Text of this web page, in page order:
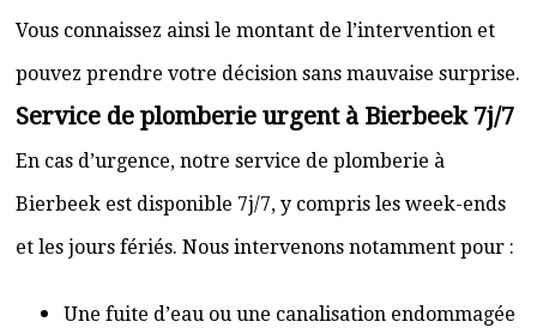
Vous connaissez ainsi le montant de l’intervention et
pouvez prendre votre décision sans mauvaise surprise.
Service de plomberie urgent à Bierbeek 7j/7
En cas d’urgence, notre service de plomberie à
Bierbeek est disponible 7j/7, y compris les week-ends
et les jours fériés. Nous intervenons notamment pour :
Une fuite d’eau ou une canalisation endommagée